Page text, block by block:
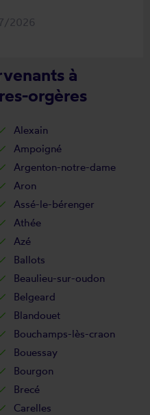
2026
à
orgères
Alexain
Ampoigné
Argenton-notre-dame
Aron
Assé-le-bérenger
Athée
Azé
Ballots
Beaulieu-sur-oudon
Belgeard
Blandouet
Bouchamps-lès-craon
Bouessay
Bourgon
Brecé
Carelles